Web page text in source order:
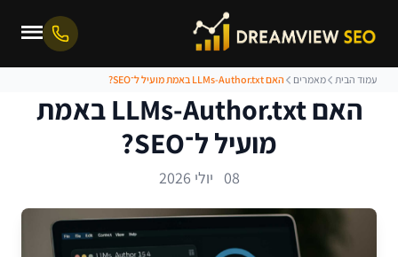
עמוד הבית מאמרים האם LLMs-Author.txt באמת מועיל ל־SEO?
האם LLMs-Author.txt באמת
מועיל ל־SEO?
08 יולי 2026